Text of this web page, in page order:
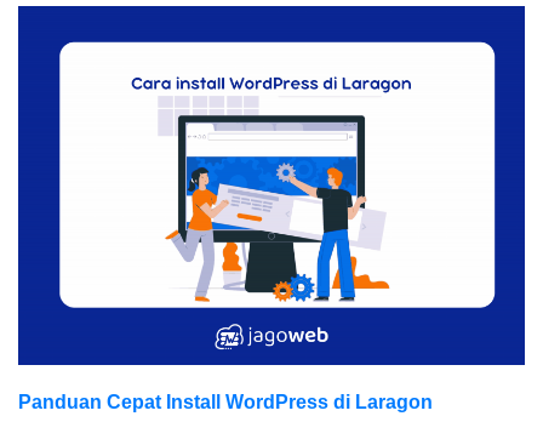
Panduan Cepat Install WordPress di Laragon